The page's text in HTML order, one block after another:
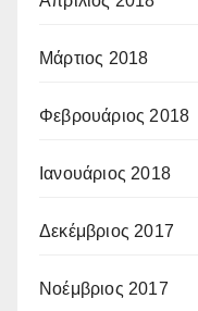
Μάρτιος 2018
Φεβρουάριος 2018
Ιανουάριος 2018
Δεκέμβριος 2017
Νοέμβριος 2017